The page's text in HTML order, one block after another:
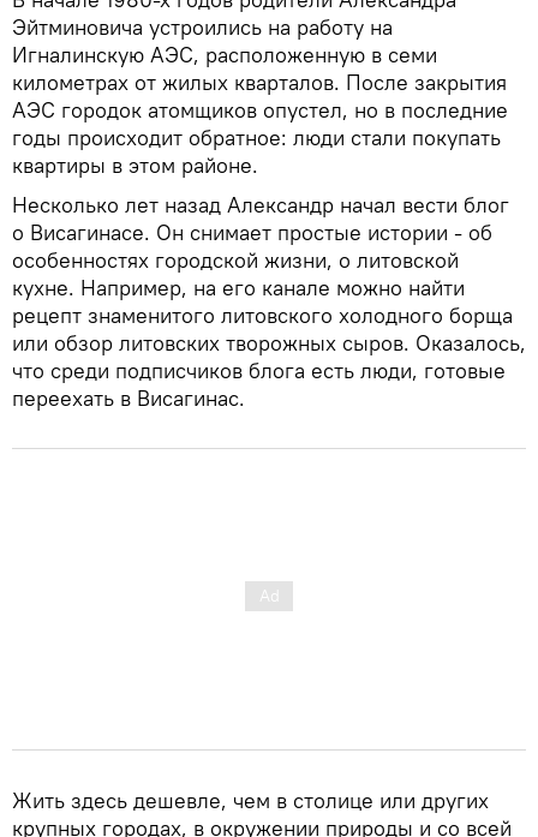
Эйтминовича устроились на работу на
Игналинскую АЭС, расположенную в семи
километрах от жилых кварталов. После закрытия
АЭС городок атомщиков опустел, но в последние
годы происходит обратное: люди стали покупать
квартиры в этом районе.
Несколько лет назад Александр начал вести блог
о Висагинасе. Он снимает простые истории - об
особенностях городской жизни, о литовской
кухне. Например, на его канале можно найти
рецепт знаменитого литовского холодного борща
или обзор литовских творожных сыров. Оказалось,
что среди подписчиков блога есть люди, готовые
переехать в Висагинас.
Жить здесь дешевле, чем в столице или других
крупных городах, в окружении природы и со всей